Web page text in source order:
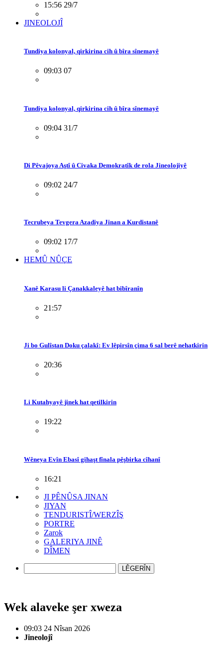
15:56 29/7
JINEOLOJÎ
Tundiya kolonyal, qirkirina cih û bîra sînemayê
09:03 07
Tundiya kolonyal, qirkirina cih û bîra sînemayê
09:04 31/7
Di Pêvajoya Aştî û Civaka Demokratîk de rola Jineolojiyê
09:02 24/7
Tecrubeya Tevgera Azadiya Jinan a Kurdistanê
09:02 17/7
HEMÛ NÛÇE
Xanê Karasu li Çanakkaleyê hat bibîranîn
21:57
Ji bo Gulîstan Doku çalakî: Ev lêpirsîn çima 6 sal berê nehatkirin
20:36
Li Kutahyayê jinek hat qetilkirin
19:22
Wêneya Evîn Ebasî gihaşt fînala pêşbirka cîhanî
16:21
JI PÊNÛSA JINAN
JIYAN
TENDURISTÎ/WERZÎŞ
PORTRE
Zarok
GALERIYA JINÊ
DÎMEN
LÊGERÎN
Wek alaveke şer xweza
09:03 24 Nîsan 2026
Jineolojî